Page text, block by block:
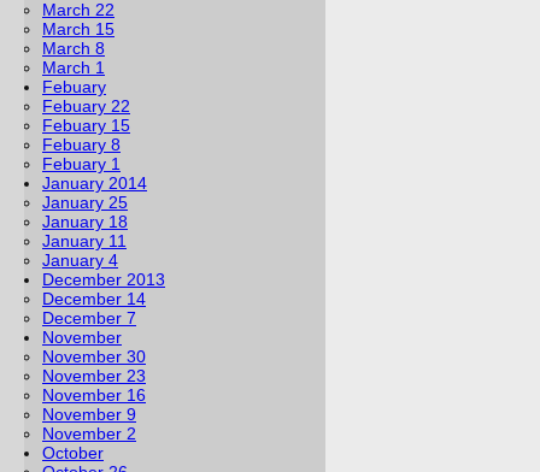
March 22
March 15
March 8
March 1
Febuary
Febuary 22
Febuary 15
Febuary 8
Febuary 1
January 2014
January 25
January 18
January 11
January 4
December 2013
December 14
December 7
November
November 30
November 23
November 16
November 9
November 2
October